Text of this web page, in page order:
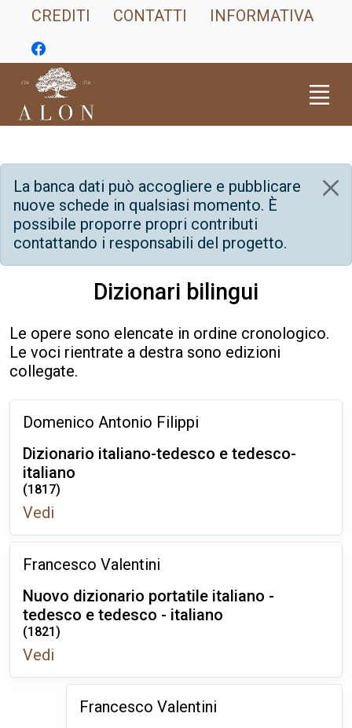
CREDITI CONTATTI INFORMATIVA
La banca dati può accogliere e pubblicare
nuove schede in qualsiasi momento. È
possibile proporre propri contributi
contattando i responsabili del progetto.
Dizionari bilingui
Le opere sono elencate in ordine cronologico.
Le voci rientrate a destra sono edizioni
collegate.
Domenico Antonio Filippi
Dizionario italiano-tedesco e tedesco-
italiano
(1817)
Vedi
Francesco Valentini
Nuovo dizionario portatile italiano -
tedesco e tedesco - italiano
(1821)
Vedi
Francesco Valentini